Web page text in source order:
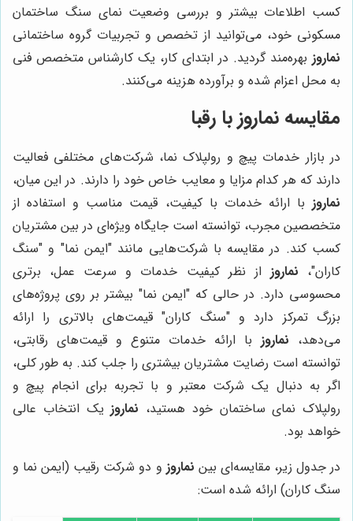
کسب اطلاعات بیشتر و بررسی وضعیت نمای سنگ ساختمان
مسکونی خود، می‌توانید از تخصص و تجربیات گروه ساختمانی
نماروز بهره‌مند گردید. در ابتدای کار، یک کارشناس متخصص فنی
به محل اعزام شده و برآورده هزینه می‌کنند.
مقایسه نماروزبا رقبا
در بازار خدمات پیچ و رولپلاک نما، شرکت‌های مختلفی فعالیت
دارند که هر کدام مزایا و معایب خاص خود را دارند. در این میان،
نماروز با ارائه خدمات با کیفیت، قیمت مناسب و استفاده از
متخصصین مجرب، توانسته است جایگاه ویژه‌ای در بین مشتریان
کسب کند. در مقایسه با شرکت‌هایی مانند "ایمن نما" و "سنگ
کاران"، نماروز از نظر کیفیت خدمات و سرعت عمل، برتری
محسوسی دارد. در حالی که "ایمن نما" بیشتر بر روی پروژه‌های
بزرگ تمرکز دارد و "سنگ کاران" قیمت‌های بالاتری را ارائه
می‌دهد، نماروز با ارائه خدمات متنوع و قیمت‌های رقابتی،
توانسته است رضایت مشتریان بیشتری را جلب کند. به طور کلی،
اگر به دنبال یک شرکت معتبر و با تجربه برای انجام پیچ و
رولپلاک نمای ساختمان خود هستید، نماروزیک انتخاب عالی
خواهد بود.
در جدول زیر، مقایسه‌ای بین نماروز و دو شرکت رقیب (ایمن نما و
سنگ کاران) ارائه شده است: